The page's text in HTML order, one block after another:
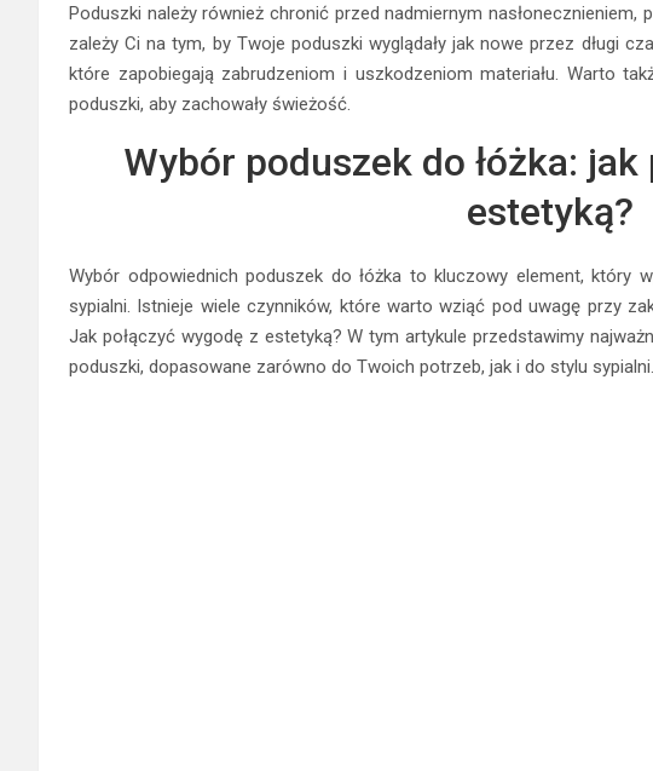
Poduszki należy również chronić przed nadmiernym nasłonecznieniem,
zależy Ci na tym, by Twoje poduszki wyglądały jak nowe przez długi
które zapobiegają zabrudzeniom i uszkodzeniom materiału. Warto
poduszki, aby zachowały świeżość.
Wybór poduszek do łóżka: jak
estetyką?
Wybór odpowiednich poduszek do łóżka to kluczowy element, który
sypialni. Istnieje wiele czynników, które warto wziąć pod uwagę przy
Jak połączyć wygodę z estetyką? W tym artykule przedstawimy
poduszki, dopasowane zarówno do Twoich potrzeb, jak i do stylu sypialni.